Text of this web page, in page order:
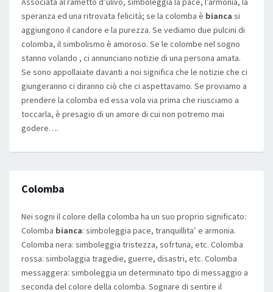
speranza ed una ritrovata felicità; se la colomba è bianca si
aggiungono il candore e la purezza. Se vediamo due pulcini di
colomba, il simbolismo è amoroso. Se le colombe nel sogno
stanno volando , ci annunciano notizie di una persona amata.
Se sono appollaiate davanti a noi significa che le notizie che ci
giungeranno ci diranno ciò che ci aspettavamo. Se proviamo a
prendere la colomba ed essa vola via prima che riusciamo a
toccarla, è presagio di un amore di cui non potremo mai
godere….
Colomba
Nei sogni il colore della colomba ha un suo proprio significato:
Colomba bianca: simboleggia pace, tranquillita’ e armonia.
Colomba nera: simboleggia tristezza, sofrtuna, etc. Colomba
rossa: simbolaggia tragedie, guerre, disastri, etc. Colomba
messaggera: simboleggia un determinato tipo di messaggio a
seconda del colore della colomba. Sognare di sentire il